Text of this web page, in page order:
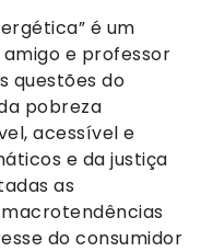
é um
e professor
questões do
pobreza
acessível e
e da justiça
as
do consumidor